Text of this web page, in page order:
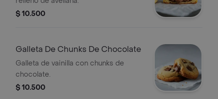
$ 10.500
Galleta De Chunks De Chocolate
Galleta de vainilla con chunks de
chocolate.
$ 10.500